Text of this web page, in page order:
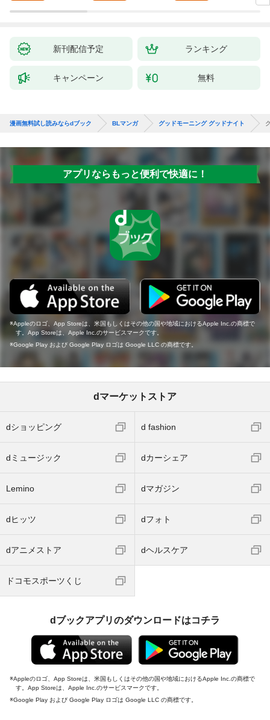
新刊配信予定 ランキング
キャンペーン 無料
漫画無料試し読みならdブック BLマンガ グッドモーニング グッドナイト
アプリならもっと便利で快適に！
Appleのロゴ、App Storeは、米国もしくはその他の国や地域におけるApple Inc.の商標で
す。App Storeは、Apple Inc.のサービスマークです。
Google Play および Google Play ロゴは Google LLC の商標です。
dマーケットストア
dショッピング d fashion
dミュージック dカーシェア
Lemino dマガジン
dヒッツ dフォト
dアニメストア dヘルスケア
ドコモスポーツくじ
dブックアプリのダウンロードはコチラ
Appleのロゴ、App Storeは、米国もしくはその他の国や地域におけるApple Inc.の商標で
す。App Storeは、Apple Inc.のサービスマークです。
Google Play および Google Play ロゴは Google LLC の商標です。